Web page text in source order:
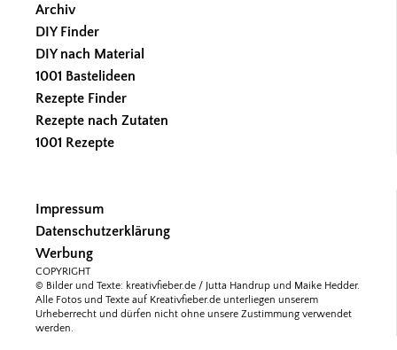
Archiv
DIY Finder
DIY nach Material
1001 Bastelideen
Rezepte Finder
Rezepte nach Zutaten
1001 Rezepte
Impressum
Datenschutzerklärung
Werbung
COPYRIGHT
© Bilder und Texte: kreativfieber.de / Jutta Handrup und Maike Hedder.
Alle Fotos und Texte auf Kreativfieber.de unterliegen unserem
Urheberrecht und dürfen nicht ohne unsere Zustimmung verwendet
werden.